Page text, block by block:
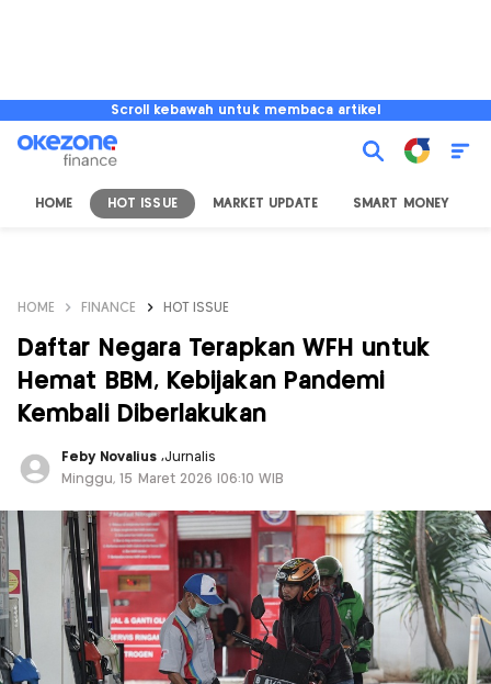
Scroll kebawah untuk membaca artikel
HOME HOT ISSUE MARKET UPDATE SMART MONEY
HOME FINANCE HOT ISSUE
Daftar Negara Terapkan WFH untuk
Hemat BBM, Kebijakan Pandemi
Kembali Diberlakukan
Feby Novalius ,Jurnalis
Minggu, 15 Maret 2026 |06:10 WIB